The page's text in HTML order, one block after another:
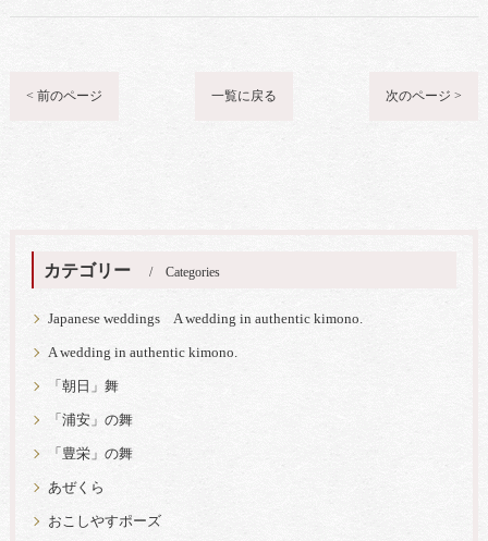
< 前のページ 一覧に戻る 次のページ >
カテゴリー Categories
Japanese weddings A wedding in authentic kimono.
A wedding in authentic kimono.
「朝日」舞
「浦安」の舞
「豊栄」の舞
あぜくら
おこしやすポーズ